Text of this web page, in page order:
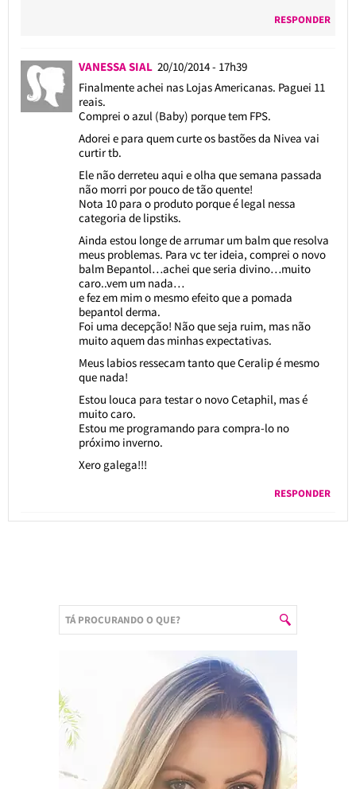
RESPONDER
VANESSA SIAL 20/10/2014 - 17h39
Finalmente achei nas Lojas Americanas. Paguei 11
reais.
Comprei o azul (Baby) porque tem FPS.
Adorei e para quem curte os bastões da Nivea vai
curtir tb.
Ele não derreteu aqui e olha que semana passada
não morri por pouco de tão quente!
Nota 10 para o produto porque é legal nessa
categoria de lipstiks.
Ainda estou longe de arrumar um balm que resolva
meus problemas. Para vc ter ideia, comprei o novo
balm Bepantol…achei que seria divino…muito
caro..vem um nada…
e fez em mim o mesmo efeito que a pomada
bepantol derma.
Foi uma decepção! Não que seja ruim, mas não
muito aquem das minhas expectativas.
Meus labios ressecam tanto que Ceralip é mesmo
que nada!
Estou louca para testar o novo Cetaphil, mas é
muito caro.
Estou me programando para compra-lo no
próximo inverno.
Xero galega!!!
RESPONDER